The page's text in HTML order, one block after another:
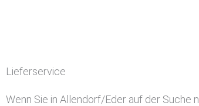
Lieferservice
Wenn Sie in Allendorf/Eder auf der Suche